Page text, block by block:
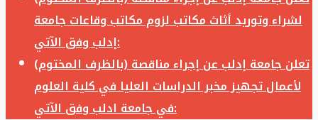
لشراء وتوريد أثاث مكاتب لزوم مكاتب وقاعات جامعة
إدلب وفق الآتي:
تعلن جامعة إدلب عن إجراء مناقصة (بالظرف المختوم)
لأعمال تجهيز مخبر الدراسات العليا في كلية العلوم
في جامعة ادلب وفق الآتي: